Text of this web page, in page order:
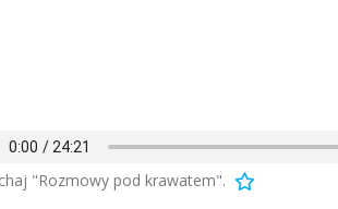
"Rozmowy pod krawatem".